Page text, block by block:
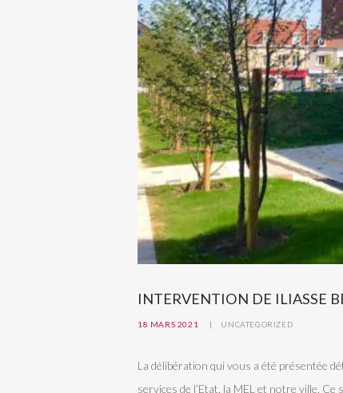
INTERVENTION DE ILIASSE
18 MARS 2021 UNCATEGORIZED
La délibération qui vous a été présentée
services de l’Etat, la MEL et notre ville.